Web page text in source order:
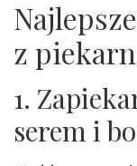
z
1.
serem i